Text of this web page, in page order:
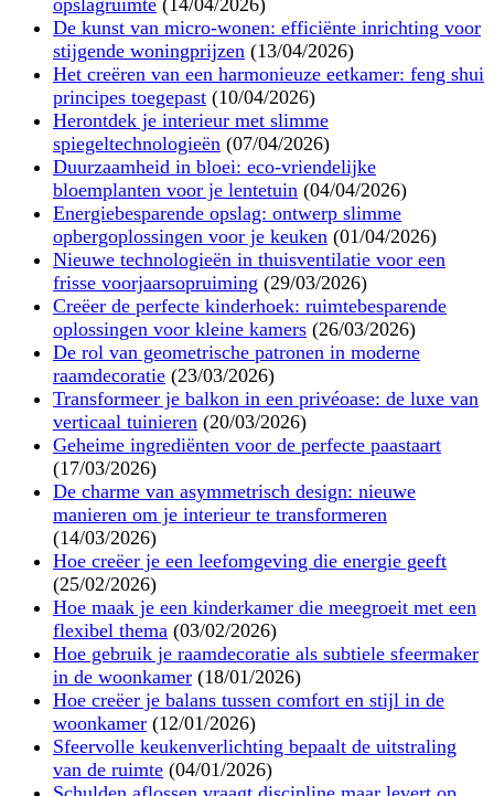
opslagruimte (14/04/2026)
De kunst van micro-wonen: efficiënte inrichting voor
stijgende woningprijzen (13/04/2026)
Het creëren van een harmonieuze eetkamer: feng shui
principes toegepast (10/04/2026)
Herontdek je interieur met slimme
spiegeltechnologieën (07/04/2026)
Duurzaamheid in bloei: eco-vriendelijke
bloemplanten voor je lentetuin (04/04/2026)
Energiebesparende opslag: ontwerp slimme
opbergoplossingen voor je keuken (01/04/2026)
Nieuwe technologieën in thuisventilatie voor een
frisse voorjaarsopruiming (29/03/2026)
Creëer de perfecte kinderhoek: ruimtebesparende
oplossingen voor kleine kamers (26/03/2026)
De rol van geometrische patronen in moderne
raamdecoratie (23/03/2026)
Transformeer je balkon in een privéoase: de luxe van
verticaal tuinieren (20/03/2026)
Geheime ingrediënten voor de perfecte paastaart
(17/03/2026)
De charme van asymmetrisch design: nieuwe
manieren om je interieur te transformeren
(14/03/2026)
Hoe creëer je een leefomgeving die energie geeft
(25/02/2026)
Hoe maak je een kinderkamer die meegroeit met een
flexibel thema (03/02/2026)
Hoe gebruik je raamdecoratie als subtiele sfeermaker
in de woonkamer (18/01/2026)
Hoe creëer je balans tussen comfort en stijl in de
woonkamer (12/01/2026)
Sfeervolle keukenverlichting bepaalt de uitstraling
van de ruimte (04/01/2026)